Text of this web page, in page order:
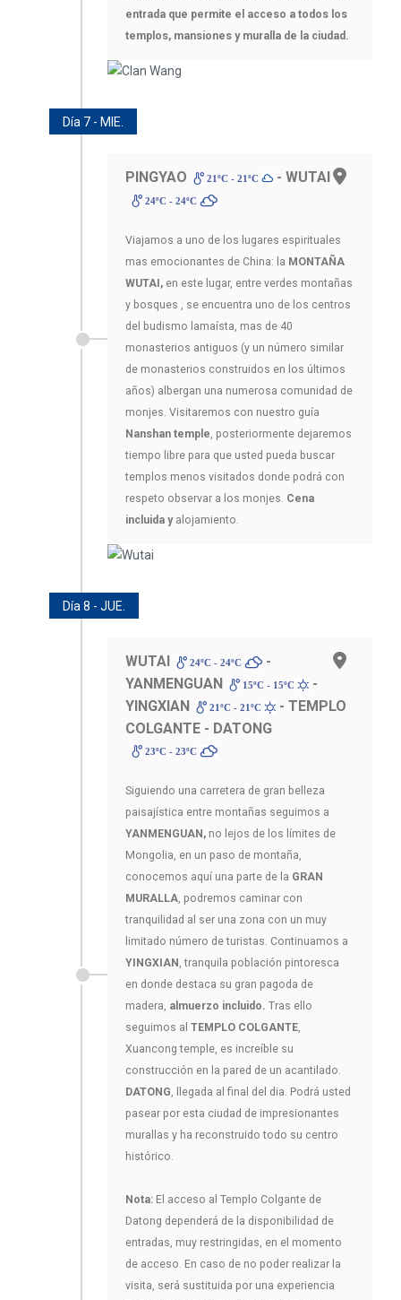
entrada que permite el acceso a todos los
templos, mansiones y muralla de la ciudad.
Día 7 - MIE.
PINGYAO 21ºC - 21ºC - WUTAI
24ºC - 24ºC
Viajamos a uno de los lugares espirituales
mas emocionantes de China: la MONTAÑA
WUTAI, en este lugar, entre verdes montañas
y bosques , se encuentra uno de los centros
del budismo lamaísta, mas de 40
monasterios antiguos (y un número similar
de monasterios construidos en los últimos
años) albergan una numerosa comunidad de
monjes. Visitaremos con nuestro guía
Nanshan temple, posteriormente dejaremos
tiempo libre para que usted pueda buscar
templos menos visitados donde podrá con
respeto observar a los monjes. Cena
incluida y alojamiento.
Día 8 - JUE.
WUTAI 24ºC - 24ºC
-
YANMENGUAN
15ºC - 15ºC
-
YINGXIAN
21ºC - 21ºC
- TEMPLO
COLGANTE - DATONG
23ºC - 23ºC
Siguiendo una carretera de gran belleza
paisajística entre montañas seguimos a
YANMENGUAN, no lejos de los límites de
Mongolia, en un paso de montaña,
conocemos aquí una parte de la GRAN
MURALLA, podremos caminar con
tranquilidad al ser una zona con un muy
limitado número de turistas. Continuamos a
YINGXIAN , tranquila población pintoresca
en donde destaca su gran pagoda de
madera, almuerzo incluido. Tras ello
seguimos al TEMPLO COLGANTE,
Xuancong temple, es increíble su
construcción en la pared de un acantilado.
DATONG, llegada al final del dia. Podrá usted
pasear por esta ciudad de impresionantes
murallas y ha reconstruido todo su centro
histórico.
Nota: El acceso al Templo Colgante de
Datong dependerá de la disponibilidad de
entradas, muy restringidas, en el momento
de acceso. En caso de no poder realizar la
visita, será sustituida por una experiencia